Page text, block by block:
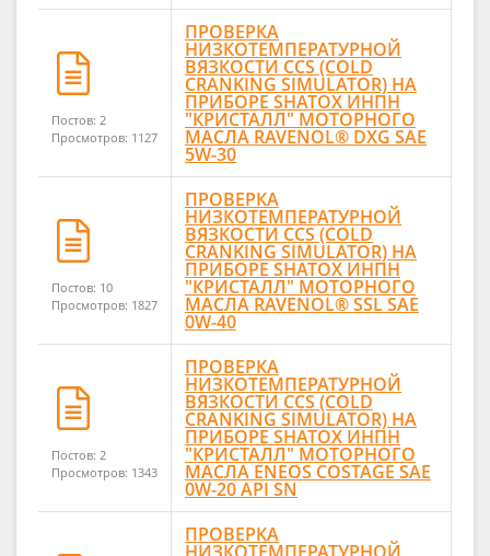
Постов: 2
Просмотров: 1127
ПРОВЕРКА
НИЗКОТЕМПЕРАТУРНОЙ
ВЯЗКОСТИ CCS (COLD
CRANKING SIMULATOR) НА
ПРИБОРЕ SHATOX ИНПН
"КРИСТАЛЛ" МОТОРНОГО
МАСЛА RAVENOL® DXG SAE
5W-30
Постов: 10
Просмотров: 1827
ПРОВЕРКА
НИЗКОТЕМПЕРАТУРНОЙ
ВЯЗКОСТИ CCS (COLD
CRANKING SIMULATOR) НА
ПРИБОРЕ SHATOX ИНПН
"КРИСТАЛЛ" МОТОРНОГО
МАСЛА RAVENOL® SSL SAE
0W-40
Постов: 2
Просмотров: 1343
ПРОВЕРКА
НИЗКОТЕМПЕРАТУРНОЙ
ВЯЗКОСТИ CCS (COLD
CRANKING SIMULATOR) НА
ПРИБОРЕ SHATOX ИНПН
"КРИСТАЛЛ" МОТОРНОГО
МАСЛА ENEOS COSTAGE SAE
0W-20 API SN
ПРОВЕРКА